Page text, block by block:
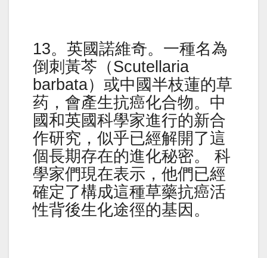
13。英國諾維奇。一種名為
倒刺黃芩（Scutellaria
barbata）或中國半枝蓮的草
药，會產生抗癌化合物。中
國和英國科學家進行的新合
作研究，似乎已經解開了這
個長期存在的進化秘密。 科
學家們現在表示，他們已經
確定了構成這種草藥抗癌活
性背後生化途徑的基因。